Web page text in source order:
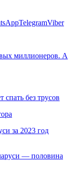
TelegramViber
миллионеров. А
без трусов
за 2023 год
— половина